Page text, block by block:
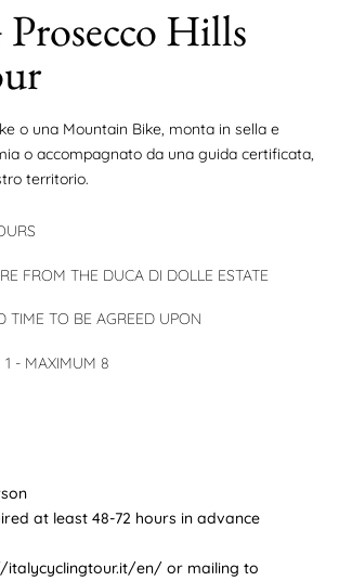
Hills
o una Mountain Bike, monta in sella e
o accompagnato da una guida certificata,
territorio.
FROM THE DUCA DI DOLLE ESTATE
TIME TO BE AGREED UPON
1 - MAXIMUM 8
at least 48-72 hours in advance
italycyclingtour.it/en/ or mailing to